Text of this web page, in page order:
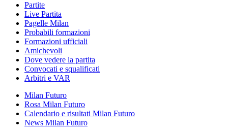
Partite
Live Partita
Pagelle Milan
Probabili formazioni
Formazioni ufficiali
Amichevoli
Dove vedere la partita
Convocati e squalificati
Arbitri e VAR
Milan Futuro
Rosa Milan Futuro
Calendario e risultati Milan Futuro
News Milan Futuro